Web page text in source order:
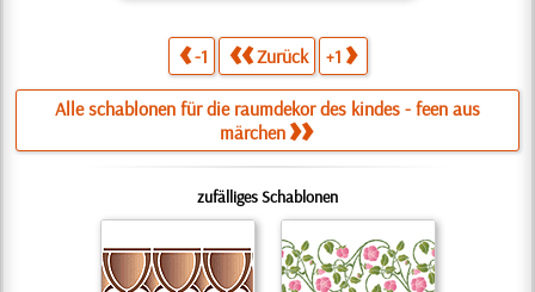
-1 Zurück +1
Alle schablonen für die raumdekor des kindes - feen aus
märchen
zufälliges Schablonen